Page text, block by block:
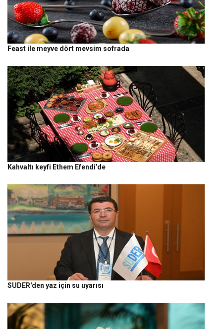
Feast ile meyve dört mevsim sofrada
Kahvaltı keyfi Ethem Efendi’de
SUDER'den yaz için su uyarısı